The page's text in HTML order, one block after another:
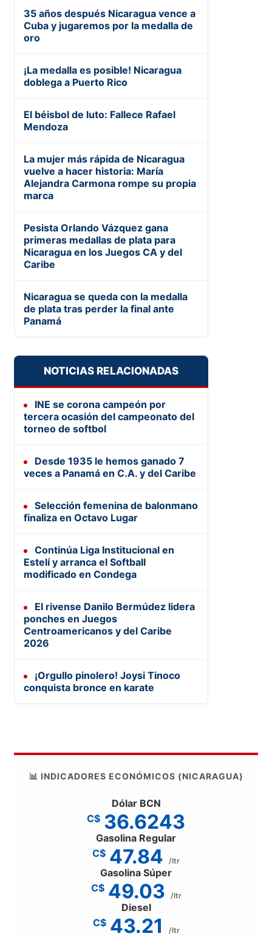
35 años después Nicaragua vence a
Cuba y jugaremos por la medalla de
oro
¡La medalla es posible! Nicaragua
doblega a Puerto Rico
El béisbol de luto: Fallece Rafael
Mendoza
La mujer más rápida de Nicaragua
vuelve a hacer historia: María
Alejandra Carmona rompe su propia
marca
Pesista Orlando Vázquez gana
primeras medallas de plata para
Nicaragua en los Juegos CA y del
Caribe
Nicaragua se queda con la medalla
de plata tras perder la final ante
Panamá
NOTICIAS RELACIONADAS
INE se corona campeón por
tercera ocasión del campeonato del
torneo de softbol
Desde 1935 le hemos ganado 7
veces a Panamá en C.A. y del Caribe
Selección femenina de balonmano
finaliza en Octavo Lugar
Continúa Liga Institucional en
Estelí y arranca el Softball
modificado en Condega
El rivense Danilo Bermúdez lidera
ponches en Juegos
Centroamericanos y del Caribe
2026
¡Orgullo pinolero! Joysi Tinoco
conquista bronce en karate
📊 INDICADORES ECONÓMICOS (NICARAGUA)
Dólar BCN
C$ 36.6243
Gasolina Regular
C$ 47.84 /ltr
Gasolina Súper
C$ 49.03 /ltr
Diesel
C$ 43.21 /ltr